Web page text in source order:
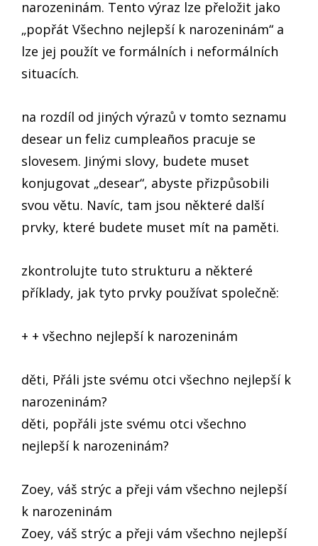
narozeninám. Tento výraz lze přeložit jako
„popřát Všechno nejlepší k narozeninám“ a
lze jej použít ve formálních i neformálních
situacích.
na rozdíl od jiných výrazů v tomto seznamu
desear un feliz cumpleaños pracuje se
slovesem. Jinými slovy, budete muset
konjugovat „desear“, abyste přizpůsobili
svou větu. Navíc, tam jsou některé další
prvky, které budete muset mít na paměti.
zkontrolujte tuto strukturu a některé
příklady, jak tyto prvky používat společně:
+ + všechno nejlepší k narozeninám
děti, Přáli jste svému otci všechno nejlepší k
narozeninám?
děti, popřáli jste svému otci všechno
nejlepší k narozeninám?
Zoey, váš strýc a přeji vám všechno nejlepší
k narozeninám
Zoey, váš strýc a přeji vám všechno nejlepší